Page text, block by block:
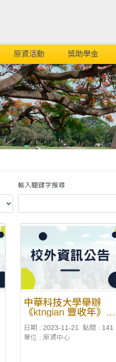
原資活動 獎助學金
輸入關鍵字搜尋
中華科技大學舉辦
《ktngian 豐收年》劉
展開幕暨茶會活動
日期 : 2023-11-21
點閱 : 141
單位 : 原資中心